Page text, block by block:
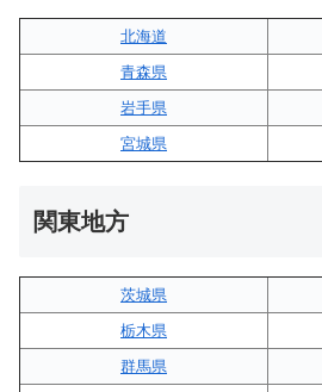
北海道
青森県
岩手県
宮城県
関東地方
茨城県
栃木県
群馬県